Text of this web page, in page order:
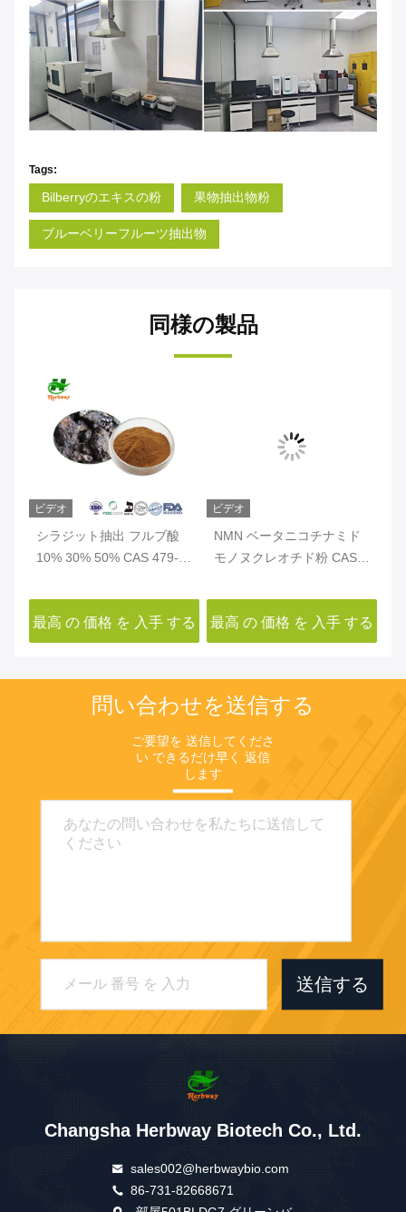
Tags:
Bilberryのエキスの粉 果物抽出物粉
ブルーベリーフルーツ抽出物
同様の製品
ビデオ
シラジット抽出 フルブ酸
10% 30% 50% CAS 479-
最高 の 価格 を 入手 する
ビデオ
NMN ベータニコチナミド
モノヌクレオチド粉 CAS
最高 の 価格 を 入手 する
問い合わせを送信する
ご要望を 送信してくださ
い できるだけ早く 返信
します
送信する
Changsha Herbway Biotech Co., Ltd.
sales002@herbwaybio.com
86-731-82668671